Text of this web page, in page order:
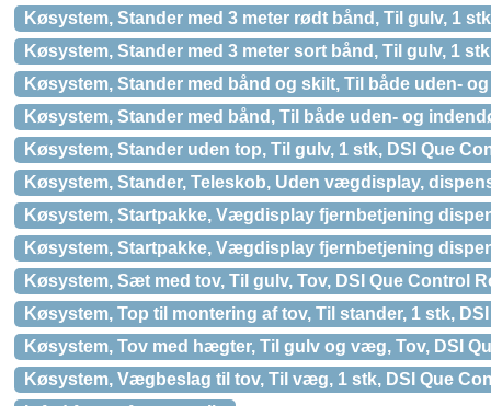
Køsystem, Stander med 3 meter rødt bånd, Til gulv, 1
Køsystem, Stander med 3 meter sort bånd, Til gulv, 1
Køsystem, Stander med bånd og skilt, Til både uden-
Køsystem, Stander med bånd, Til både uden- og
Køsystem, Stander uden top, Til gulv, 1 stk, DSI Que
Køsystem, Stander, Teleskob, Uden vægdisplay,
Køsystem, Startpakke, Vægdisplay fjernbetjening
Køsystem, Startpakke, Vægdisplay fjernbetjening
Køsystem, Sæt med tov, Til gulv, Tov, DSI Que Control
Køsystem, Top til montering af tov, Til stander, 1 stk,
Køsystem, Tov med hægter, Til gulv og væg, Tov, DSI
Køsystem, Vægbeslag til tov, Til væg, 1 stk, DSI Que